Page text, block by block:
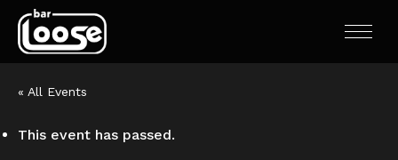
« All Events
This event has passed.